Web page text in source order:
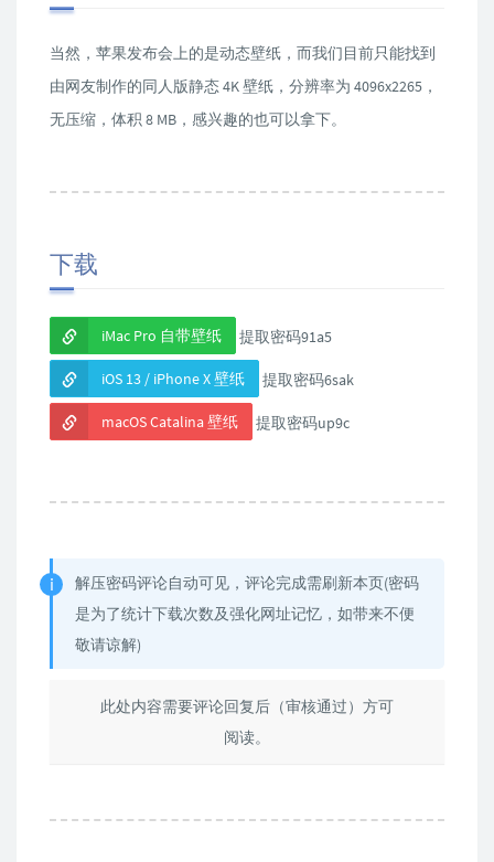
当然，苹果发布会上的是动态壁纸，而我们目前只能找到
由网友制作的同人版静态 4K 壁纸，分辨率为 4096x2265，
无压缩，体积 8 MB，感兴趣的也可以拿下。
下载
iMac Pro 自带壁纸 提取密码91a5
iOS 13 / iPhone X 壁纸 提取密码6sak
macOS Catalina 壁纸 提取密码up9c
解压密码评论自动可见，评论完成需刷新本页(密码
是为了统计下载次数及强化网址记忆，如带来不便
敬请谅解)
此处内容需要评论回复后（审核通过）方可
阅读。